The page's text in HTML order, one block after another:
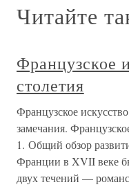
Читайте
Французское
столетия
Французское
замечания.
1. Общий обзор
Франции в XVII веке
двух течений —